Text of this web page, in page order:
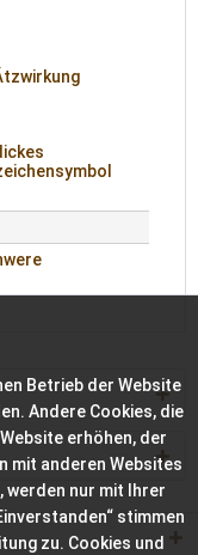
Betrieb der Website
Andere Cookies, die
erhöhen, der
mit anderen Websites
werden nur mit Ihrer
stimmen
zu. Cookies und